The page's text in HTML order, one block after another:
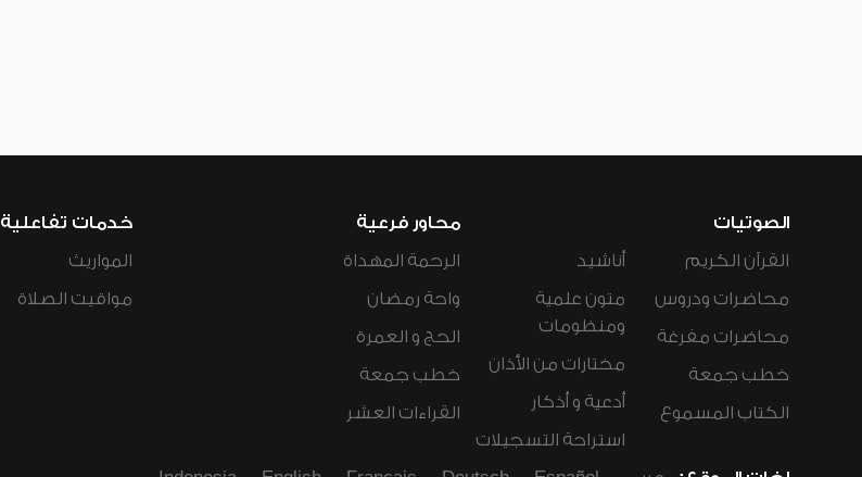
الصوتيات
القرآن الكريم
محاضرات ودروس
محاضرات مفرغة
خطب جمعة
الكتاب المسموع
أناشيد
متون علمية
ومنظومات
مختارات من الأذان
أدعية و أذكار
استراحة التسجيلات
محاور فرعية
الرحمة المهداة
واحة رمضان
الحج و العمرة
خطب جمعة
القراءات العشر
خدمات تفاعلية
المواريث
مواقيت الصلاة